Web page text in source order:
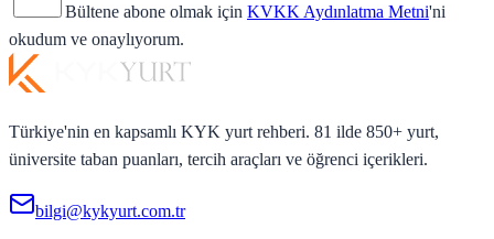
Bültene abone olmak için KVKK Aydınlatma Metni'ni
okudum ve onaylıyorum.
Türkiye'nin en kapsamlı KYK yurt rehberi. 81 ilde 850+ yurt,
üniversite taban puanları, tercih araçları ve öğrenci içerikleri.
bilgi@kykyurt.com.tr